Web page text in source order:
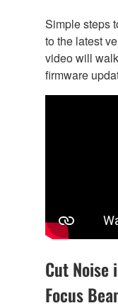
Simple steps
to the latest
video will
firmware
Cut Noise
Focus